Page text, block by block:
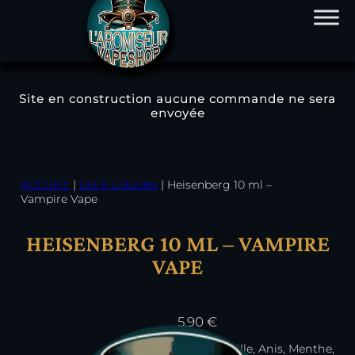
Site en construction aucune commande ne sera
envoyée
ACCUEIL | Les E-Liquides | Heisenberg 10 ml –
Vampire Vape
HEISENBERG 10 ML – VAMPIRE
VAPE
5,90 €
Mûre, Myrtille, Anis, Menthe,